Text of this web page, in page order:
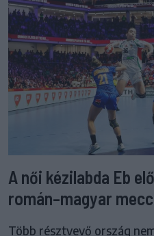
A női kézilabda Eb
román–magyar
Több résztvevő ország